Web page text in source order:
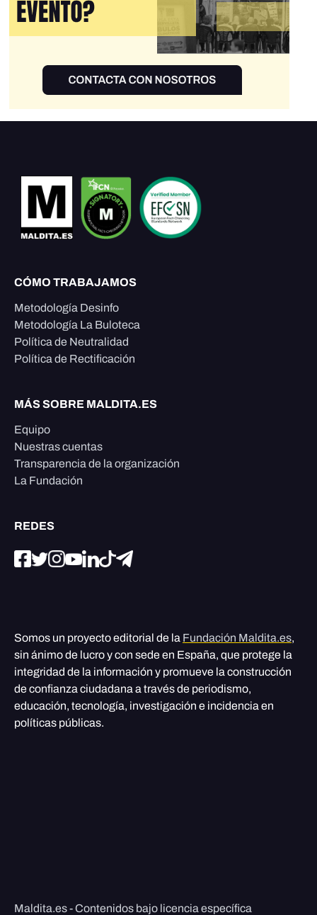
CÓMO TRABAJAMOS
Metodología Desinfo
Metodología La Buloteca
Política de Neutralidad
Política de Rectificación
MÁS SOBRE MALDITA.ES
Equipo
Nuestras cuentas
Transparencia de la organización
La Fundación
REDES
Somos un proyecto editorial de la Fundación Maldita.es,
sin ánimo de lucro y con sede en España, que protege la
integridad de la información y promueve la construcción
de confianza ciudadana a través de periodismo,
educación, tecnología, investigación e incidencia en
políticas públicas.
Maldita.es - Contenidos bajo licencia específica